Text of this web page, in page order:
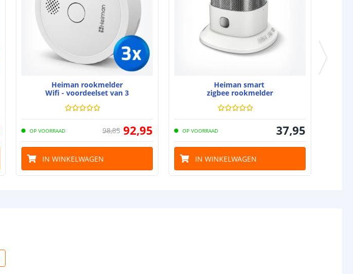
Heiman rookmelder
Wifi - voordeelset van 3
OP VOORRAAD 98,85 92,95
IN WINKELWAGEN
Heiman smart
zigbee rookmelder
OP VOORRAAD 37,95
IN WINKELWAGEN